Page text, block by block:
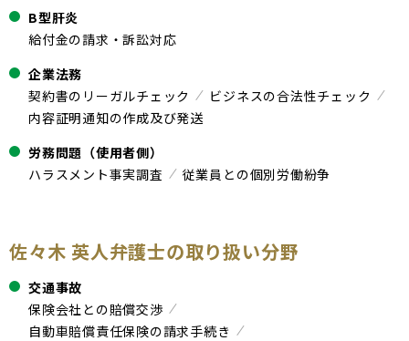
B型肝炎
給付金の請求・訴訟対応
企業法務
契約書のリーガルチェック
ビジネスの合法性チェック
内容証明通知の作成及び発送
労務問題（使用者側）
ハラスメント事実調査
従業員との個別労働紛争
佐々木 英人弁護士の取り扱い分野
交通事故
保険会社との賠償交渉
自動車賠償責任保険の請求手続き